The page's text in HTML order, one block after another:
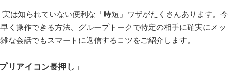
は知られていない便利な「時短」ワザがたくさんあります。今
く操作できる方法、グループトークで特定の相手に確実にメッ
な会話でもスマートに返信するコツをご紹介します。
リアイコン長押し」